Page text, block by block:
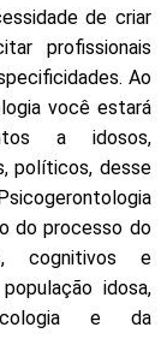
de criar
profissionais
Ao
você estará
a idosos,
políticos, desse
do processo do
cognitivos e
idosa,
e da